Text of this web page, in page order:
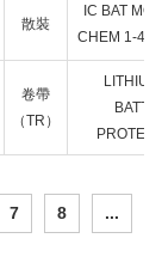
散裝
IC BAT
CHEM 1-4C
卷帶
（TR）
7 8 ...